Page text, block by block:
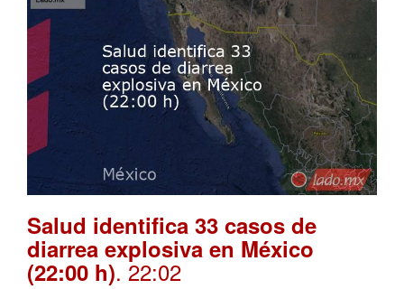
Salud identifica 33 casos de
diarrea explosiva en México
(22:00 h). 22:02